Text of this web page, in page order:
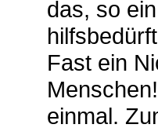
das, so
Fast ein
einmal.